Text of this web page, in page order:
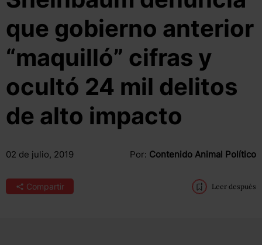
que gobierno anterior
“maquilló” cifras y
ocultó 24 mil delitos
de alto impacto
02 de julio, 2019 Por: Contenido Animal Político
Compartir Leer después